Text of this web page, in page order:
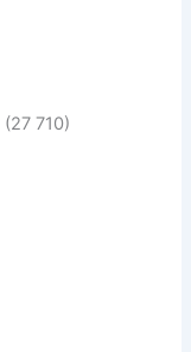
(27 710)